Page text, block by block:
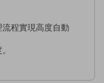
程實現高度自動